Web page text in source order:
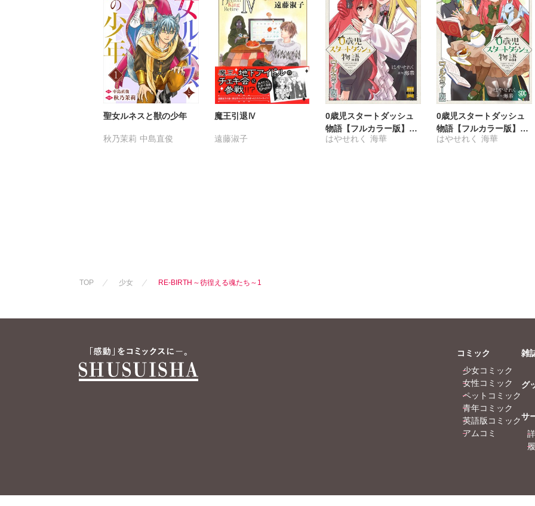
聖女ルネスと獣の少年
秋乃茉莉 中島直俊
魔王引退Ⅳ
遠藤淑子
0歳児スタートダッシュ
物語【フルカラー版】
【単行本版】IX
はやせれく 海華
0歳児スタートダッシュ
物語【フルカラー版】
【単行本版】VII
はやせれく 海華
TOP 少女 RE-BIRTH～彷徨える魂たち～1
コミック
少女コミック
女性コミック
ペットコミック
青年コミック
英語版コミック
アムコミ
雑
グ
サ